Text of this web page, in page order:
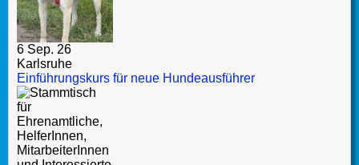
6 Sep. 26
Karlsruhe
Einführungskurs für neue Hundeausführer